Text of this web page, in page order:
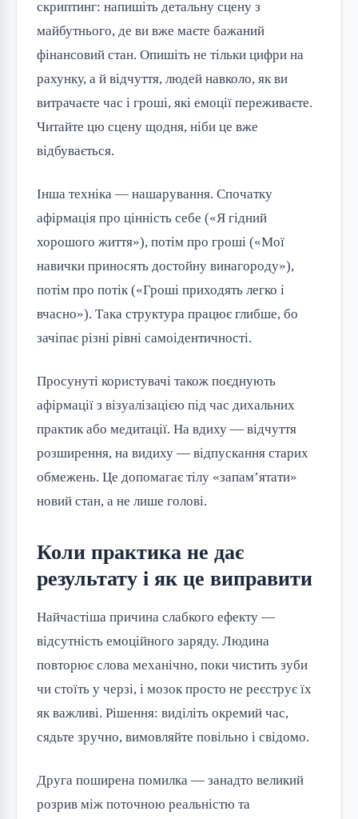
скриптинг: напишіть детальну сцену з
майбутнього, де ви вже маєте бажаний
фінансовий стан. Опишіть не тільки цифри на
рахунку, а й відчуття, людей навколо, як ви
витрачаєте час і гроші, які емоції переживаєте.
Читайте цю сцену щодня, ніби це вже
відбувається.
Інша техніка — нашарування. Спочатку
афірмація про цінність себе («Я гідний
хорошого життя»), потім про гроші («Мої
навички приносять достойну винагороду»),
потім про потік («Гроші приходять легко і
вчасно»). Така структура працює глибше, бо
зачіпає різні рівні самоідентичності.
Просунуті користувачі також поєднують
афірмації з візуалізацією під час дихальних
практик або медитації. На вдиху — відчуття
розширення, на видиху — відпускання старих
обмежень. Це допомагає тілу «запам’ятати»
новий стан, а не лише голові.
Коли практика не дає
результату і як це виправити
Найчастіша причина слабкого ефекту —
відсутність емоційного заряду. Людина
повторює слова механічно, поки чистить зуби
чи стоїть у черзі, і мозок просто не реєструє їх
як важливі. Рішення: виділіть окремий час,
сядьте зручно, вимовляйте повільно і свідомо.
Друга поширена помилка — занадто великий
розрив між поточною реальністю та